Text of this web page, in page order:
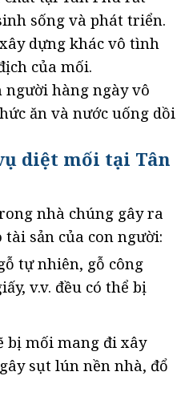
sống và phát triển.
dựng khác vô tình
của mối.
người hàng ngày vô
ăn và nước uống dồi
diệt mối tại Tân
nhà chúng gây ra
sản của con người:
tự nhiên, gỗ công
v.v. đều có thể bị
bị mối mang đi xây
sụt lún nền nhà, đổ